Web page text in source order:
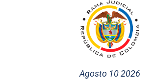
Agosto 10 2026